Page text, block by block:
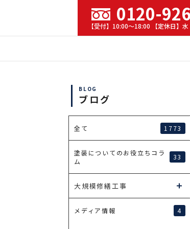
0120-
【受付】10:00～18:00 【定休日】
BLOG
ブログ
全て 1773
塗装についてのお役立ちコラ
ム
33
大規模修繕工事
メディア情報 4